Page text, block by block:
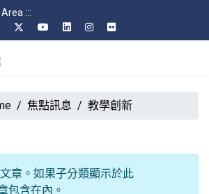
:::
焦點訊息 教學創新
每頁顯示條數
章。如果子分類顯示於此
包含在內。